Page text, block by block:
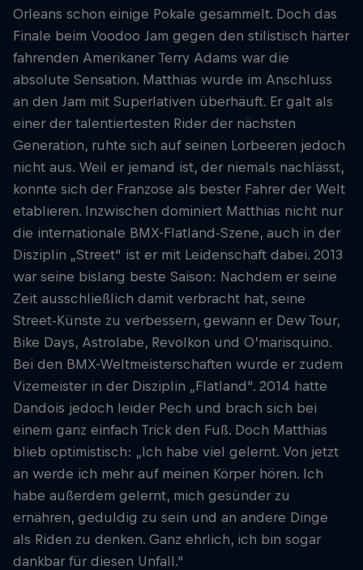
Orleans schon einige Pokale gesammelt. Doch das
Finale beim Voodoo Jam gegen den stilistisch härter
fahrenden Amerikaner Terry Adams war die
absolute Sensation. Matthias wurde im Anschluss
an den Jam mit Superlativen überhäuft. Er galt als
einer der talentiertesten Rider der nächsten
Generation, ruhte sich auf seinen Lorbeeren jedoch
nicht aus. Weil er jemand ist, der niemals nachlässt,
konnte sich der Franzose als bester Fahrer der Welt
etablieren. Inzwischen dominiert Matthias nicht nur
die internationale BMX-Flatland-Szene, auch in der
Disziplin „Street“ ist er mit Leidenschaft dabei. 2013
war seine bislang beste Saison: Nachdem er seine
Zeit ausschließlich damit verbracht hat, seine
Street-Künste zu verbessern, gewann er Dew Tour,
Bike Days, Astrolabe, Revolkon und O’marisquino.
Bei den BMX-Weltmeisterschaften wurde er zudem
Vizemeister in der Disziplin „Flatland“. 2014 hatte
Dandois jedoch leider Pech und brach sich bei
einem ganz einfach Trick den Fuß. Doch Matthias
blieb optimistisch: „Ich habe viel gelernt. Von jetzt
an werde ich mehr auf meinen Körper hören. Ich
habe außerdem gelernt, mich gesünder zu
ernähren, geduldig zu sein und an andere Dinge
als Riden zu denken. Ganz ehrlich, ich bin sogar
dankbar für diesen Unfall.“